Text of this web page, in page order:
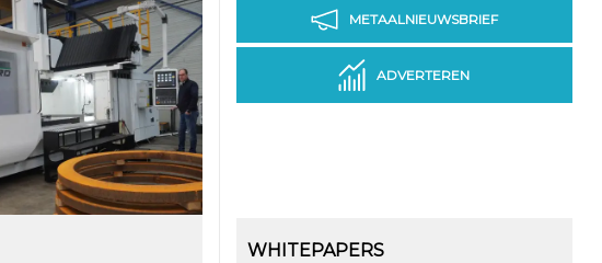
METAALNIEUWSBRIEF
ADVERTEREN
WHITEPAPERS